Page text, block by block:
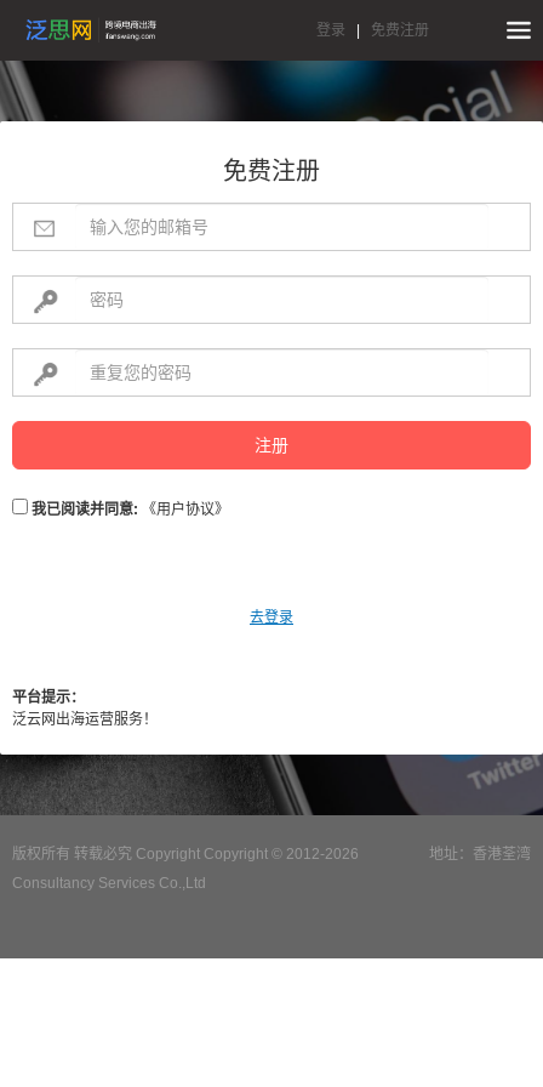
登录 免费注册
免费注册
注册
我已阅读并同意: 《用户协议》
去登录
平台提示：
泛云网出海运营服务！
地址：香港荃湾
版权所有 转载必究 Copyright Copyright © 2012-2026
Consultancy Services Co.,Ltd